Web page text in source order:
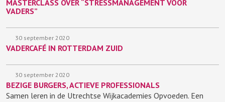
MASTERCLASS OVER “STRESSMANAGEMENT VOOR
VADERS”
30 september 2020
VADERCAFÉ IN ROTTERDAM ZUID
30 september 2020
BEZIGE BURGERS, ACTIEVE PROFESSIONALS
Samen leren in de Utrechtse Wijkacademies Opvoeden. Een